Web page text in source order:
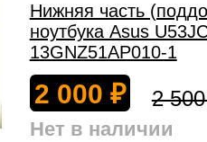
Нижняя часть
ноутбука Asus
13GNZ51AP010-1
2 000 ₽ 2
Нет в наличии